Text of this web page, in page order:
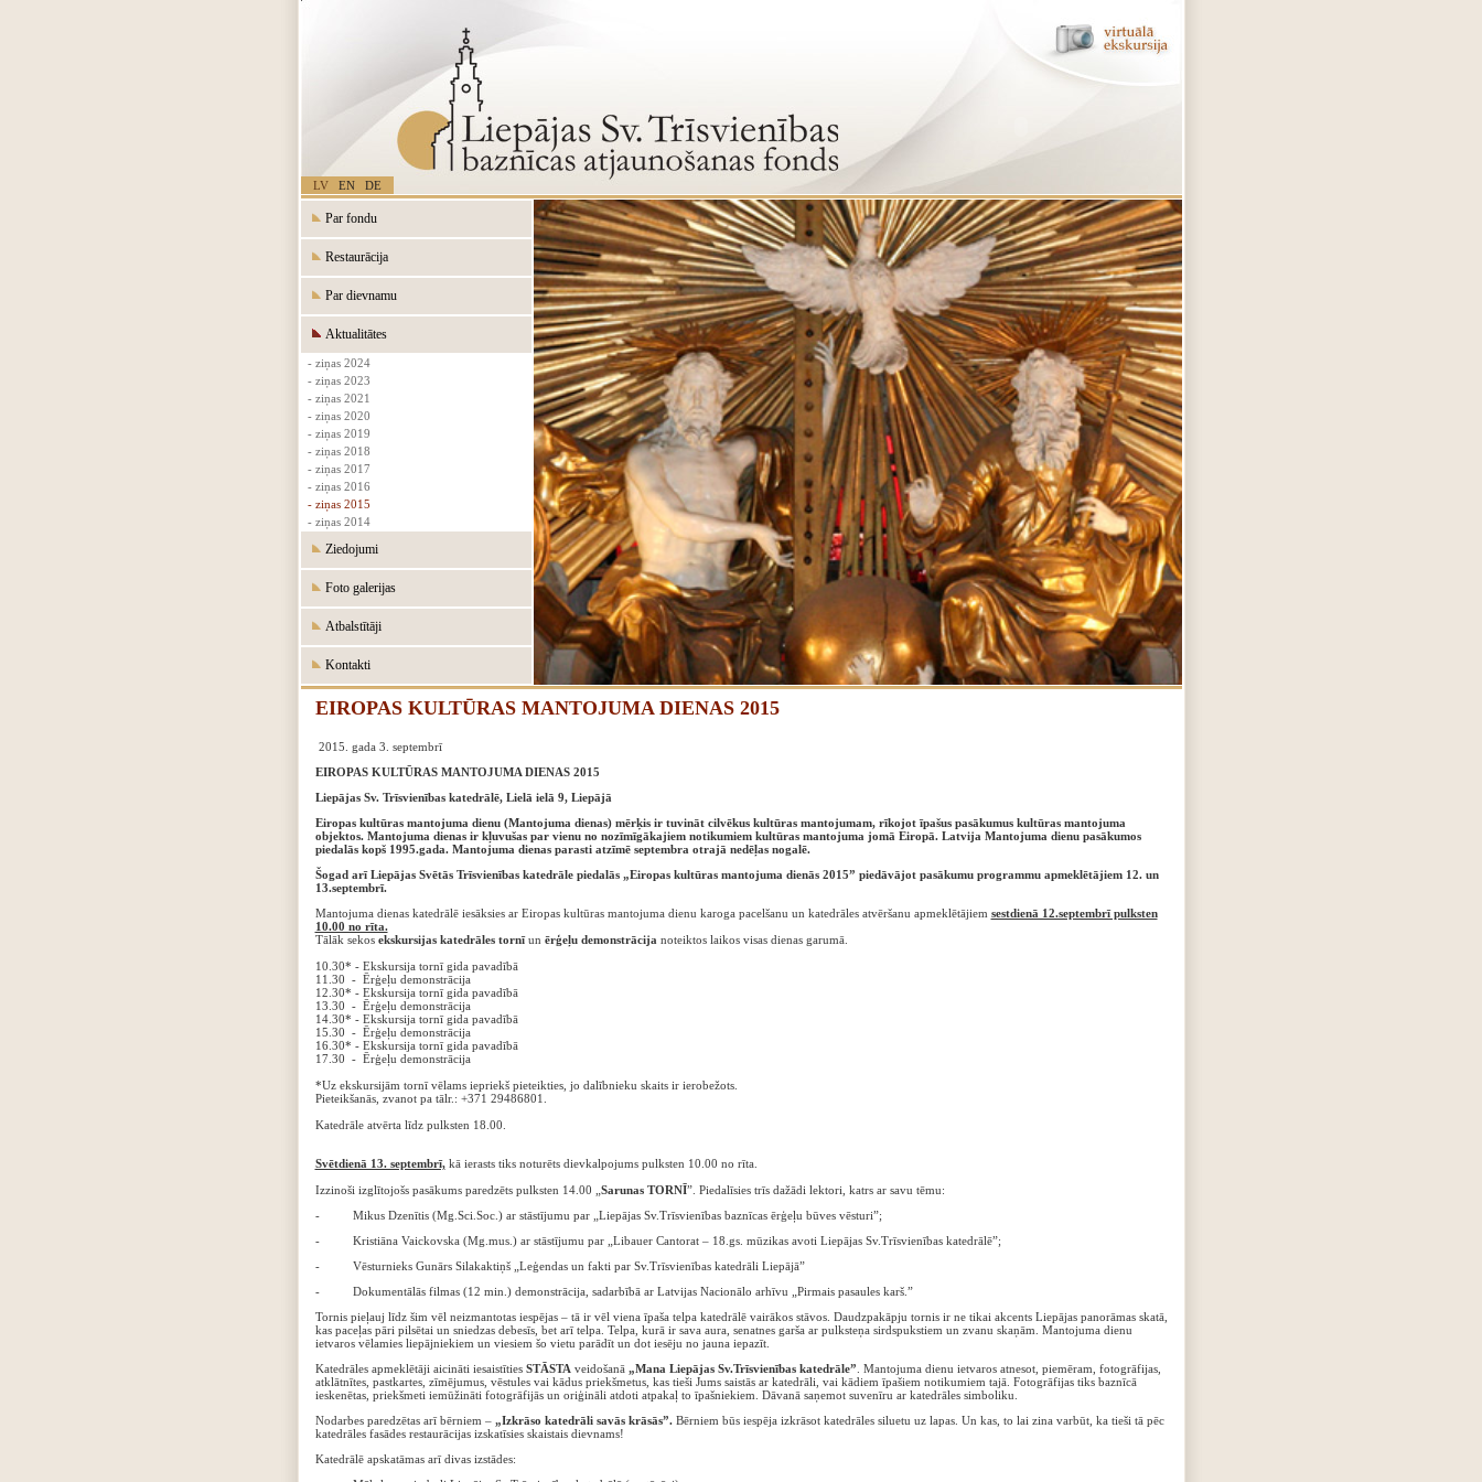
LV EN DE
Par fondu
Restaurācija
Par dievnamu
Aktualitātes
- ziņas 2024
- ziņas 2023
- ziņas 2021
- ziņas 2020
- ziņas 2019
- ziņas 2018
- ziņas 2017
- ziņas 2016
- ziņas 2015
- ziņas 2014
Ziedojumi
Foto galerijas
Atbalstītāji
Kontakti
EIROPAS KULTŪRAS MANTOJUMA DIENAS 2015
2015. gada 3. septembrī
EIROPAS KULTŪRAS MANTOJUMA DIENAS 2015
Liepājas Sv. Trīsvienības katedrālē, Lielā ielā 9, Liepājā
Eiropas kultūras mantojuma dienu (Mantojuma dienas) mērķis ir tuvināt cilvēkus kultūras mantojumam, rīkojot īpašus pasākumus kultūras mantojuma
objektos. Mantojuma dienas ir kļuvušas par vienu no nozīmīgākajiem notikumiem kultūras mantojuma jomā Eiropā. Latvija Mantojuma dienu pasākumos
piedalās kopš 1995.gada. Mantojuma dienas parasti atzīmē septembra otrajā nedēļas nogalē.
Šogad arī Liepājas Svētās Trīsvienības katedrāle piedalās „Eiropas kultūras mantojuma dienās 2015” piedāvājot pasākumu programmu apmeklētājiem 12. un
13.septembrī.
Mantojuma dienas katedrālē iesāksies ar Eiropas kultūras mantojuma dienu karoga pacelšanu un katedrāles atvēršanu apmeklētājiem sestdienā 12.septembrī pulksten
10.00 no rīta.
Tālāk sekos ekskursijas katedrāles tornīun ērģeļu demonstrācija noteiktos laikos visas dienas garumā.
‍10.30* - Ekskursija tornī gida pavadībā
‍11.30 - Ērģeļu demonstrācija
‍12.30* - Ekskursija tornī gida pavadībā
‍13.30 - Ērģeļu demonstrācija
‍‍14.30* - Ekskursija tornī gida pavadībā
‍‍15.30 - Ērģeļu demonstrācija
‍‍‍16.30* - Ekskursija tornī gida pavadībā
‍‍‍17.30 - Ērģeļu demonstrācija
‍*Uz ekskursijām tornī vēlams iepriekš pieteikties, jo dalībnieku skaits ir ierobežots.
‍Pieteikšanās, zvanot pa tālr.: +371 29486801.
‍‍Katedrāle atvērta līdz pulksten 18.00.
Svētdienā 13. septembrī,kā ierasts tiks noturēts dievkalpojums pulksten 10.00 no rīta.
‍Izzinoši izglītojošs pasākums paredzēts pulksten 14.00 „ Sarunas TORNĪ”. Piedalīsies trīs dažādi lektori, katrs ar savu tēmu:
- Mikus Dzenītis (Mg.Sci.Soc.) ar stāstījumu par „Liepājas Sv.Trīsvienības baznīcas ērģeļu būves vēsturi”;
- Kristiāna Vaickovska (Mg.mus.) ar stāstījumu par „Libauer Cantorat – 18.gs. mūzikas avoti Liepājas Sv.Trīsvienības katedrālē”;
- Vēsturnieks Gunārs Silakaktiņš „Leģendas un fakti par Sv.Trīsvienības katedrāli Liepājā”
- Dokumentālās filmas (12 min.) demonstrācija, sadarbībā ar Latvijas Nacionālo arhīvu „Pirmais pasaules karš.”
Tornis pieļauj līdz šim vēl neizmantotas iespējas – tā ir vēl viena īpaša telpa katedrālē vairākos stāvos. Daudzpakāpju tornis ir ne tikai akcents Liepājas panorāmas skatā,
kas paceļas pāri pilsētai un sniedzas debesīs, bet arī telpa. Telpa, kurā ir sava aura, senatnes garša ar pulksteņa sirdspukstiem un zvanu skaņām. Mantojuma dienu
ietvaros vēlamies liepājniekiem un viesiem šo vietu parādīt un dot iesēju no jauna iepazīt.
Katedrāles apmeklētāji aicināti iesaistīties STĀSTA veidošanā „Mana Liepājas Sv.Trīsvienības katedrāle” . Mantojuma dienu ietvaros atnesot, piemēram, fotogrāfijas,
atklātnītes, pastkartes, zīmējumus, vēstules vai kādus priekšmetus, kas tieši Jums saistās ar katedrāli, vai kādiem īpašiem notikumiem tajā. Fotogrāfijas tiks baznīcā
ieskenētas, priekšmeti iemūžināti fotogrāfijās un oriģināli atdoti atpakaļ to īpašniekiem. Dāvanā saņemot suvenīru ar katedrāles simboliku.
Nodarbes paredzētas arī bērniem – „Izkrāso katedrāli savās krāsās”.Bērniem būs iespēja izkrāsot katedrāles siluetu uz lapas. Un kas, to lai zina varbūt, ka tieši tā pēc
katedrāles fasādes restaurācijas izskatīsies skaistais dievnams!
Katedrālē apskatāmas arī divas izstādes: